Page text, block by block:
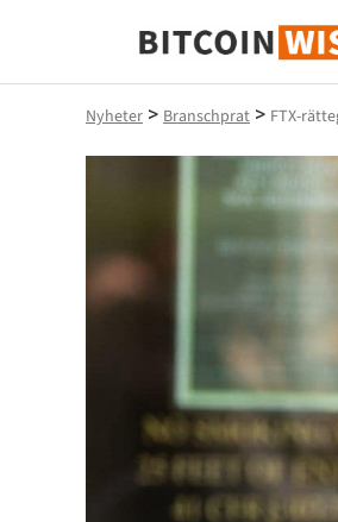
Bitcoin Wisdom
Nyheter > Branschprat > FTX-